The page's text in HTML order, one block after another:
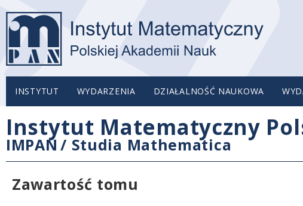
INSTYTUT WYDARZENIA DZIAŁALNOŚĆ NAUKOWA
Instytut Matematyczny
IMPAN / Studia Mathematica
Zawartość tomu